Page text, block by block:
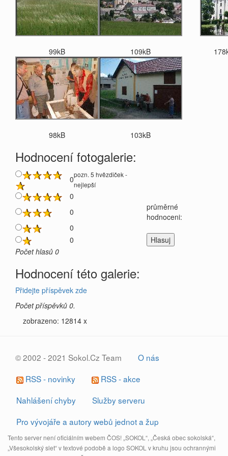
99kB 109kB
98kB 103kB
Hodnocení fotogalerie:
0pozn. 5 hvězdiček -
nejlepší
0
0
průměrné
hodnoceni:
0
0
Počet hlasů 0
Hodnocení této galerie:
Přidejte příspěvek zde
Počet příspěvků 0.
zobrazeno: 12814 x
© 2002 - 2021 Sokol.Cz Team
O nás
RSS - novinky
RSS - akce
Nahlášení chyby
Služby serveru
Pro vývojáře a autory webů jednot a žup
Tento server není oficiálním webem ČOS! „SOKOL“, „Česká obec sokolská“,
„Všesokolský slet“ v textové podobě a logo SOKOL v kruhu jsou ochrannými